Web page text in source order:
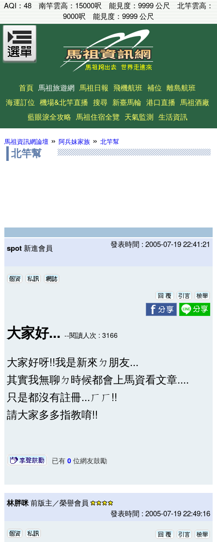
AQI：48 南竿雲高：15000呎能見度：9999 公尺北竿雲高：
9000呎能見度：9999 公尺
首頁 馬祖旅遊網 馬祖日報 飛機航班 補位 離島航班
海運訂位 機場&北竿直播 搜尋 新臺馬輪 港口直播 馬祖酒廠
藍眼淚全攻略 馬祖住宿全覽 天氣監測 生活資訊
馬祖資訊網論壇» 阿兵妹家族» 北竿幫
北竿幫
spot 新進會員 發表時間 : 2005-07-19 22:41:21
大家好... --閱讀人次 : 3166
大家好呀!!我是新來ㄉ朋友...
其實我無聊ㄉ時候都會上馬資看文章....
只是都沒有註冊...ㄏㄏ!!
請大家多多指教唷!!
已有 0位網友鼓勵
林胖咪前版主／榮譽會員
發表時間 : 2005-07-19 22:49:16